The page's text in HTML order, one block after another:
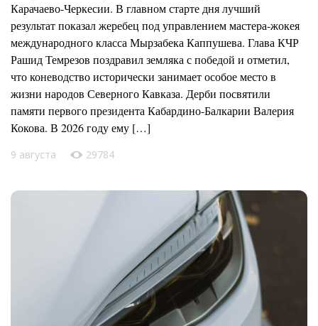
Карачаево-Черкесии. В главном старте дня лучший
результат показал жеребец под управлением мастера-жокея
международного класса Мырзабека Каппушева. Глава КЧР
Рашид Темрезов поздравил земляка с победой и отметил,
что коневодство исторически занимает особое место в
жизни народов Северного Кавказа. Дерби посвятили
памяти первого президента Кабардино-Балкарии Валерия
Кокова. В 2026 году ему […]
9 августа 29784